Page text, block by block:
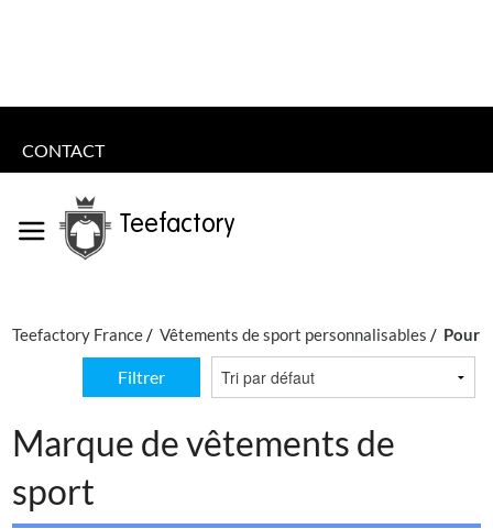
CONTACT
Teefactory
Teefactory France Vêtements de sport personnalisables Pour
Filtrer
Marque de vêtements de
sport